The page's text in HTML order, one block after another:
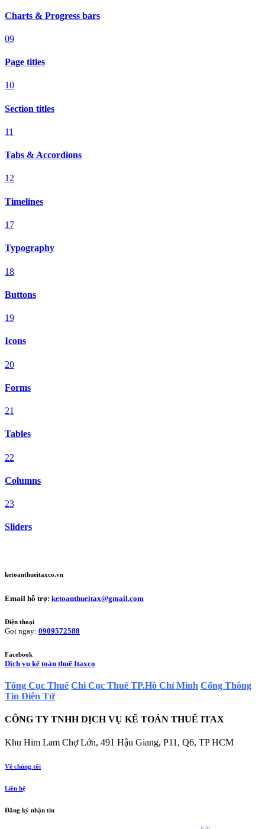
Charts & Progress bars
09
Page titles
10
Section titles
11
Tabs & Accordions
12
Timelines
17
Typography
18
Buttons
19
Icons
20
Forms
21
Tables
22
Columns
23
Sliders
ketoanthueitaxco.vn
Email hỗ trợ: ketoanthueitax@gmail.com
Điện thoại
Gọi ngay: 0909572588
Facebook
Dịch vụ kế toán thuế Itaxco
Tổng Cục Thuế Chi Cục Thuế TP.Hồ Chí Minh Cổng Thông
Tin Điện Tử
CÔNG TY TNHH DỊCH VỤ KẾ TOÁN THUẾ ITAX
Khu Him Lam Chợ Lớn, 491 Hậu Giang, P11, Q6, TP HCM
Về chúng tôi
Liên hệ
Đăng ký nhận tin